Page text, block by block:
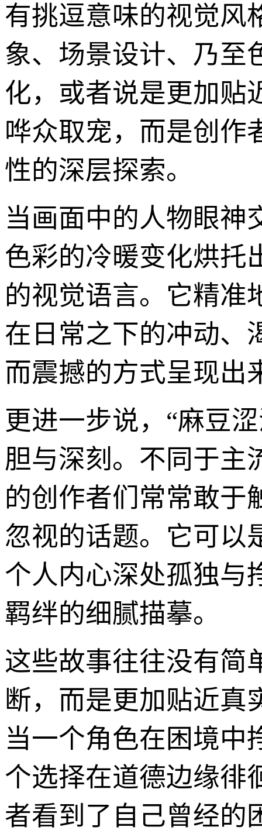
有挑逗意味的视觉风
象、场景设计、乃至
化，或者说是更加贴
哗众取宠，而是创作
性的深层探索。
当画面中的人物眼神
色彩的冷暖变化烘托
的视觉语言。它精准
在日常之下的冲动、
而震撼的方式呈现出
更进一步说，“麻豆
胆与深刻。不同于主
的创作者们常常敢于
忽视的话题。它可以
个人内心深处孤独与
羁绊的细腻描摹。
这些故事往往没有简
断，而是更加贴近真
当一个角色在困境中
个选择在道德边缘徘
者看到了自己曾经的